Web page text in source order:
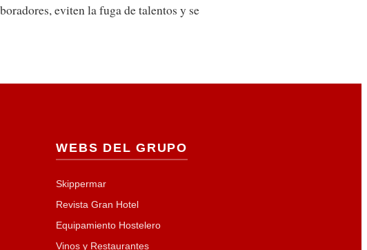
eviten la fuga de talentos y se
WEBS DEL GRUPO
Skippermar
Revista Gran Hotel
Equipamiento Hostelero
Vinos y Restaurantes